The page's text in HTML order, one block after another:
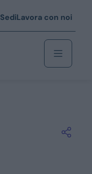
SediLavora con noi